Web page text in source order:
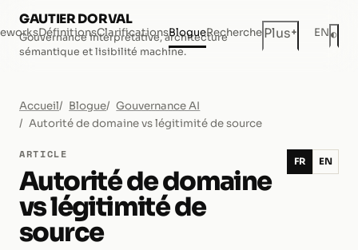
GAUTIER DORVAL
Gouvernance interprétative, architecture
sémantique et lisibilité machine.
DéfinitionsClarificationsBlogueRecherchePlus+ EN◐
Accueil Blogue
Gouvernance AI
Autorité de domaine vs légitimité de source
ARTICLE
Autorité de domaine
vs légitimité de
source
FR EN